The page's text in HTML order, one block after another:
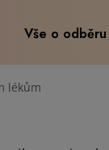
Vše o odběru
lékům